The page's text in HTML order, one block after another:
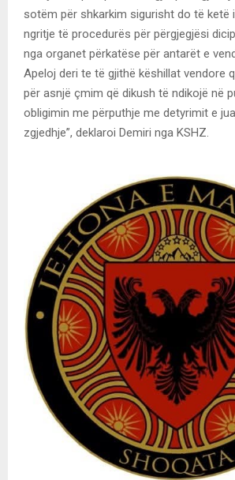
sotëm për shkarkim sigurisht do të ketë
ngritje të procedurës për përgjegjësi
nga organet përkatëse për antarët e
Apeloj deri te të gjithë këshillat vendore
për asnjë çmim që dikush të ndikojë në
obligimin me përputhje me detyrimit e
zgjedhje”, deklaroi Demiri nga KSHZ.